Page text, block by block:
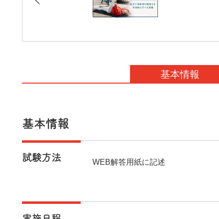
基本情報
基本情報
試験方法 WEB解答用紙に記述